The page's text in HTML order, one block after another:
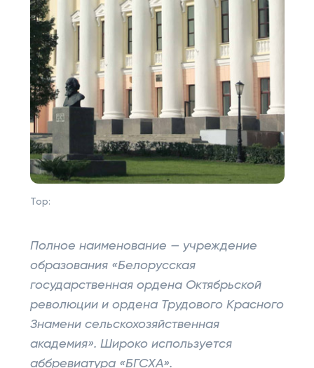
Top:
Полное наименование — учреждение
образования «Белорусская
государственная ордена Октябрьской
революции и ордена Трудового Красного
Знамени сельскохозяйственная
академия». Широко используется
аббревиатура «БГСХА».